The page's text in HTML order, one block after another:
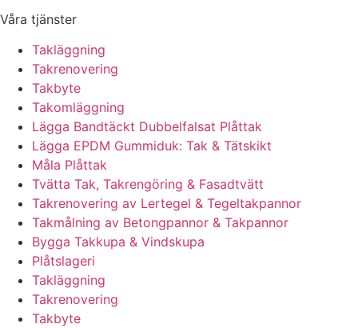
Våra tjänster
Takläggning
Takrenovering
Takbyte
Takomläggning
Lägga Bandtäckt Dubbelfalsat Plåttak
Lägga EPDM Gummiduk: Tak & Tätskikt
Måla Plåttak
Tvätta Tak, Takrengöring & Fasadtvätt
Takrenovering av Lertegel & Tegeltakpannor
Takmålning av Betongpannor & Takpannor
Bygga Takkupa & Vindskupa
Plåtslageri
Takläggning
Takrenovering
Takbyte